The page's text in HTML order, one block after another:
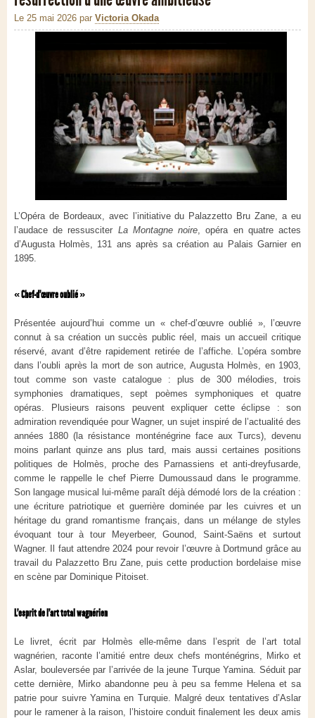
Le 25 mai 2026 par Victoria Okada
L’Opéra de Bordeaux, avec l’initiative du Palazzetto Bru Zane, a eu
l’audace de ressusciter La Montagne noire , opéra en quatre actes
d’Augusta Holmès, 131 ans après sa création au Palais Garnier en
1895.
« Chef-d’œuvre oublié »
Présentée aujourd’hui comme un « chef-d’œuvre oublié », l’œuvre
connut à sa création un succès public réel, mais un accueil critique
réservé, avant d’être rapidement retirée de l’affiche. L’opéra sombre
dans l’oubli après la mort de son autrice, Augusta Holmès, en 1903,
tout comme son vaste catalogue : plus de 300 mélodies, trois
symphonies dramatiques, sept poèmes symphoniques et quatre
opéras. Plusieurs raisons peuvent expliquer cette éclipse : son
admiration revendiquée pour Wagner, un sujet inspiré de l’actualité des
années 1880 (la résistance monténégrine face aux Turcs), devenu
moins parlant quinze ans plus tard, mais aussi certaines positions
politiques de Holmès, proche des Parnassiens et anti-dreyfusarde,
comme le rappelle le chef Pierre Dumoussaud dans le programme.
Son langage musical lui-même paraît déjà démodé lors de la création :
une écriture patriotique et guerrière dominée par les cuivres et un
héritage du grand romantisme français, dans un mélange de styles
évoquant tour à tour Meyerbeer, Gounod, Saint-Saëns et surtout
Wagner. Il faut attendre 2024 pour revoir l’œuvre à Dortmund grâce au
travail du Palazzetto Bru Zane, puis cette production bordelaise mise
en scène par Dominique Pitoiset.
L’esprit de l’art total wagnérien
Le livret, écrit par Holmès elle-même dans l’esprit de l’art total
wagnérien, raconte l’amitié entre deux chefs monténégrins, Mirko et
Aslar, bouleversée par l’arrivée de la jeune Turque Yamina. Séduit par
cette dernière, Mirko abandonne peu à peu sa femme Helena et sa
patrie pour suivre Yamina en Turquie. Malgré deux tentatives d’Aslar
pour le ramener à la raison, l’histoire conduit finalement les deux amis